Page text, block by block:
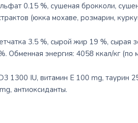
0.15 %, сушеная брокколи,
(юкка мохаве, розмарин,
3.5 %, сырой жир 19 %, сырая
энергия: 4058 ккал/кг (по
1300 IU, витамин E 100 mg, таурин
антиоксиданты.